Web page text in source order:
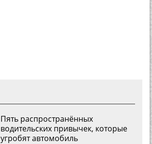
Пять распространённых
водительских привычек, которые
угробят автомобиль